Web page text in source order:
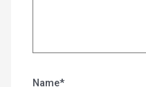
Name*